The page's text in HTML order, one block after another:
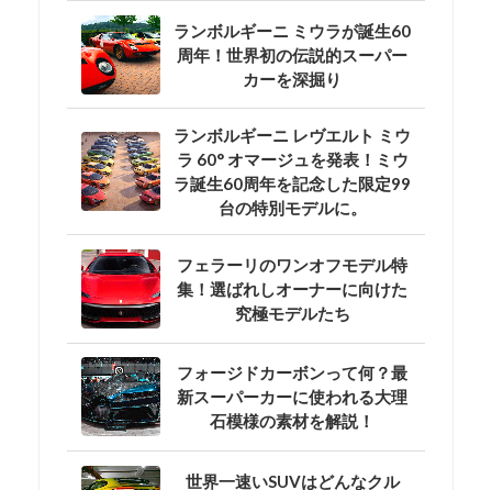
ランボルギーニ ミウラが誕生60
周年！世界初の伝説的スーパー
カーを深掘り
ランボルギーニ レヴエルト ミウ
ラ 60° オマージュを発表！ミウ
ラ誕生60周年を記念した限定99
台の特別モデルに。
フェラーリのワンオフモデル特
集！選ばれしオーナーに向けた
究極モデルたち
フォージドカーボンって何？最
新スーパーカーに使われる大理
石模様の素材を解説！
世界一速いSUVはどんなクル